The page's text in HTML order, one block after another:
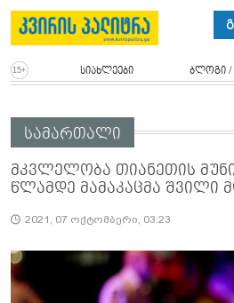
სიახლეები ბლოგი /
სამართალი
მკვლელობა თიანეთის
წლამდე მამაკაცმა შვილი
2021, 07 ოქტომბერი, 03:23